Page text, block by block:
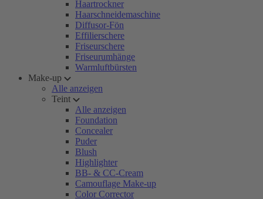
Haartrockner
Haarschneidemaschine
Diffusor-Fön
Effilierschere
Friseurschere
Friseurumhänge
Warmluftbürsten
Make-up
Alle anzeigen
Teint
Alle anzeigen
Foundation
Concealer
Puder
Blush
Highlighter
BB- & CC-Cream
Camouflage Make-up
Color Corrector